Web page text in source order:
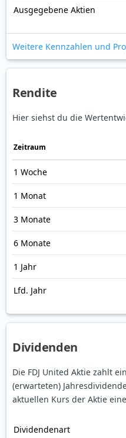
Ausgegebene Aktien
Weitere Kennzahlen und
Rendite
Hier siehst du die
Zeitraum
1 Woche
1 Monat
3 Monate
6 Monate
1 Jahr
Lfd. Jahr
Dividenden
Die FDJ United Aktie zahlt
(erwarteten)
aktuellen Kurs der Aktie
Dividendenart